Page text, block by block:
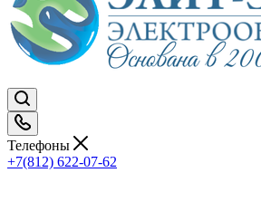
Телефоны
+7(812) 622-07-62